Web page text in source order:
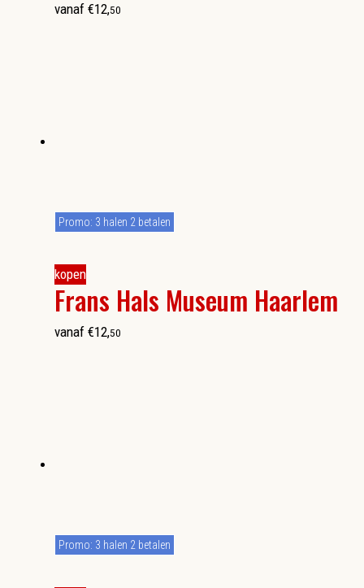
vanaf €12,50
kopen
Frans Hals Museum Haarlem
Promo: 3 halen 2 betalen
vanaf €12,50
Promo: 3 halen 2 betalen